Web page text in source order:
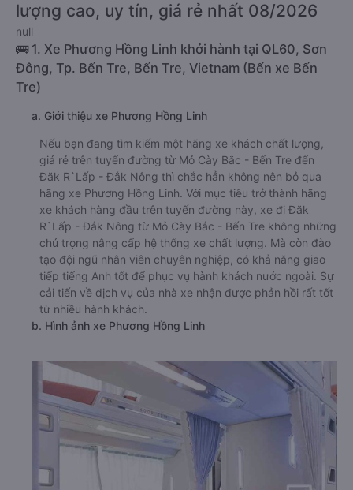
lượng cao, uy tín, giá rẻ nhất 08/2026
null
🚌 1. Xe Phương Hồng Linh khởi hành tại QL60, Sơn
Đông, Tp. Bến Tre, Bến Tre, Vietnam (Bến xe Bến
Tre)
a. Giới thiệu xe Phương Hồng Linh
Nếu bạn đang tìm kiếm một hãng xe khách chất lượng,
giá rẻ trên tuyến đường từ Mỏ Cày Bắc - Bến Tre đến
Đăk R`Lấp - Đắk Nông thì chắc hẳn không nên bỏ qua
hãng xe Phương Hồng Linh. Với mục tiêu trở thành hãng
xe khách hàng đầu trên tuyến đường này, xe đi Đăk
R`Lấp - Đắk Nông từ Mỏ Cày Bắc - Bến Tre không những
chú trọng nâng cấp hệ thống xe chất lượng. Mà còn đào
tạo đội ngũ nhân viên chuyên nghiệp, có khả năng giao
tiếp tiếng Anh tốt để phục vụ hành khách nước ngoài. Sự
cải tiến về dịch vụ của nhà xe nhận được phản hồi rất tốt
từ nhiều hành khách.
b. Hình ảnh xe Phương Hồng Linh